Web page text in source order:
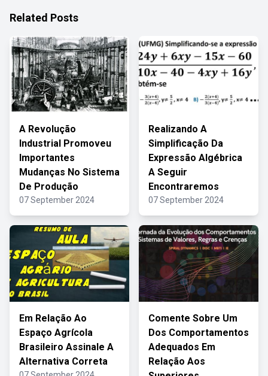
Related Posts
A Revolução
Industrial Promoveu
Importantes
Mudanças No Sistema
De Produção
07 September 2024
Realizando A
Simplificação Da
Expressão Algébrica
A Seguir
Encontraremos
07 September 2024
Em Relação Ao
Espaço Agrícola
Brasileiro Assinale A
Alternativa Correta
Comente Sobre Um
Dos Comportamentos
Adequados Em
Relação Aos